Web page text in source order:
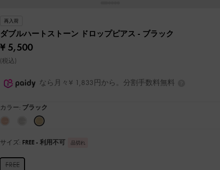
再入荷
ダブルハートストーン ドロップピアス - ブラック
¥ 5,500
(税込)
なら月々¥ 1,833円から。分割手数料無料
カラー: ブラック
サイズ: FREE - 利用不可 品切れ
FREE